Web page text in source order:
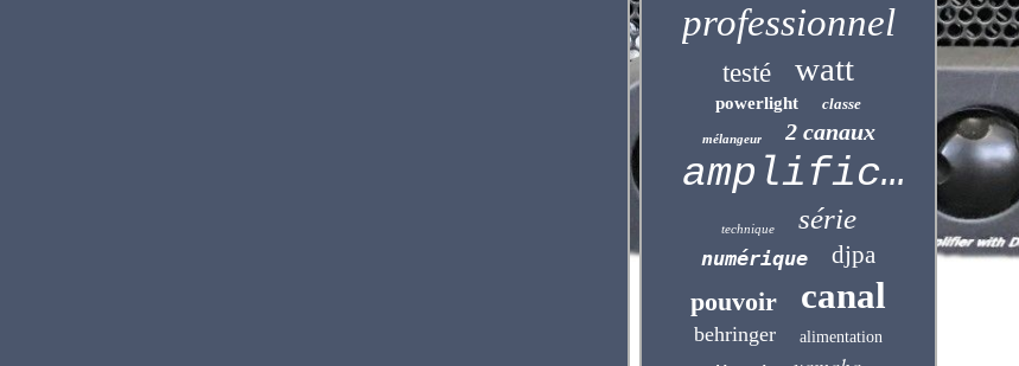
professionnel
testé watt
powerlight classe
mélangeur 2 canaux
amplificateur
technique série
numérique djpa
pouvoir canal
behringer alimentation